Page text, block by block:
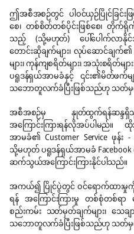
ဤအစီအစဉ်တွင် ပါဝင်ယှဉ်ပြိုင်ခြင်း
စေ၊ တစ်စိတ်တစ်ပိုင်းဖြစ်စေ၊ တိုက်
သည့် (သို့မဟုတ်) ပေါ်ပေါက်လာနိုင်သ
တောင်းဆိုချက်များ၊ လုပ်ဆောင်ချက်၏
များ၊ ကုန်ကျစရိတ်များ၊ အသုံးစရိတ်မ
ပရူဒန်ရှယ်အာမခံနှင့် ၎င်း၏မိတ်ဖက်မ
သဘောတူလက်ခံပြီးဖြစ်သည်ဟု သတ်
အစီအစဉ်မှ နှုတ်ထွက်ရန်ဆန္ဒရှိ
အကြောင်းကြားရန်လိုအပ်ပါမည်။
အာမခံ၏ Customer Service ဖုန်
သို့မဟုတ် ပရူဒန်ရှယ်အာမခံ Facebook
ဆက်သွယ်အကြောင်းကြားနိုင်ပါသည်။
အကယ်၍ ပြိုင်ပွဲတွင် ဝင်ရောက်ထား
ရန် အကြောင်းကြားမှု တစ်စုံတစ်ရာ
စည်းကမ်း သတ်မှတ်ချက်များ၊ သေခ
သဘောတူလက်ခံပြီးဖြစ်သည်ဟု သတ်